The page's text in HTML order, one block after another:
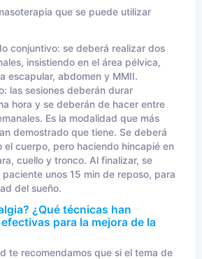
que se puede utilizar
conjuntivo: se deberá realizar dos
insistiendo en el área pélvica,
escapular, abdomen y MMII.
las sesiones deberán durar
hora y se deberán de hacer entre
Es la modalidad que más
demostrado que tiene. Se deberá
el cuerpo, pero haciendo hincapié en
cuello y tronco. Al finalizar, se
unos 15 min de reposo, para
del sueño.
¿Qué técnicas han
para la mejora de la
te recomendamos que si el tema de